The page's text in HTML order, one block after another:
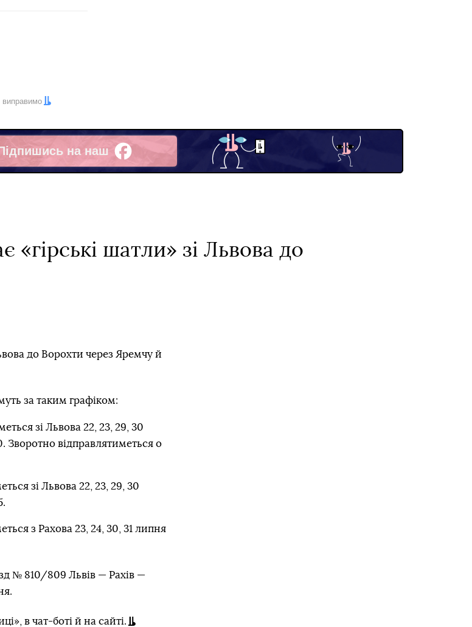
на наш
«гірські шатли» зі Львова до
до Ворохти через Яремчу й
за таким графіком:
зі Львова 22, 23, 29, 30
Зворотно відправлятиметься о
зі Львова 22, 23, 29, 30
з Рахова 23, 24, 30, 31 липня
№ 810/809 Львів — Рахів —
в чат-боті й на сайті.